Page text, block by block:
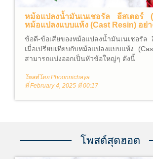
หม้อแปลงน้ำมันเนเชอรัล อีสเตอร์
หม้อแปลงแบบแห้ง (Cast Resin) อย่า
ข้อดี-ข้อเสียของหม้อแปลงน้ำมันเนเชอรัล
เมื่อเปรียบเทียบกับหม้อแปลงแบบแห้ง
สามารถแบ่งออกเป็นหัวข้อใหญ่ๆ ดังนี้
โพสต์โดย Phoonnichaya
ที่ February 4, 2025 ที่ 00:17
โพสต์สุดฮอต